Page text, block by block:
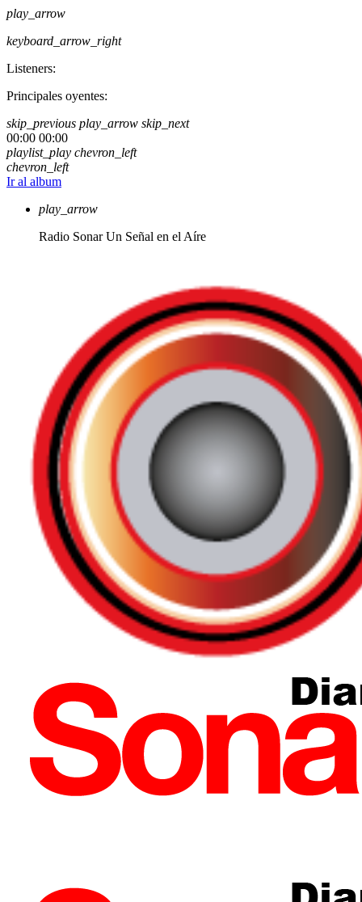
play_arrow
keyboard_arrow_right
Listeners:
Principales oyentes:
skip_previous play_arrow skip_next
00:00 00:00
playlist_play chevron_left
chevron_left
Ir al album
play_arrow
Radio Sonar Un Señal en el Aíre